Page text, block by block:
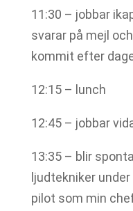
11:30 – jobbar
svarar på mejl
kommit efter
12:15 – lunch
12:45 – jobbar
13:35 – blir
ljudtekniker
pilot som min